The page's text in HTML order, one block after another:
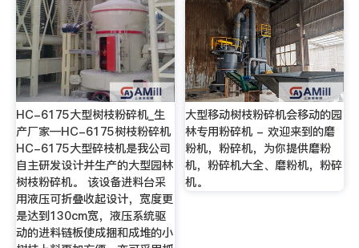
HC-6175大型树枝粉碎机_生
产厂家—HC-6175树枝粉碎机
HC-6175大型碎枝机是我公司
自主研发设计并生产的大型园林
树枝粉碎机。 该设备进料台采
用液压可折叠收起设计，宽度更
是达到130cm宽，液压系统驱
动的进料链板使成捆和成堆的小
大型移动树枝粉碎机会移动的园
林专用粉碎机 - 欢迎来到的磨
粉机，粉碎机，为你提供磨粉
机，粉碎机大全、磨粉机，粉碎
机。